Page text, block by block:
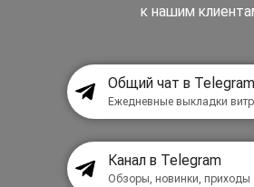
к нашим
Общий чат в Telegram
Ежедневные выкладки
Канал в Telegram
Обзоры, новинки, приходы